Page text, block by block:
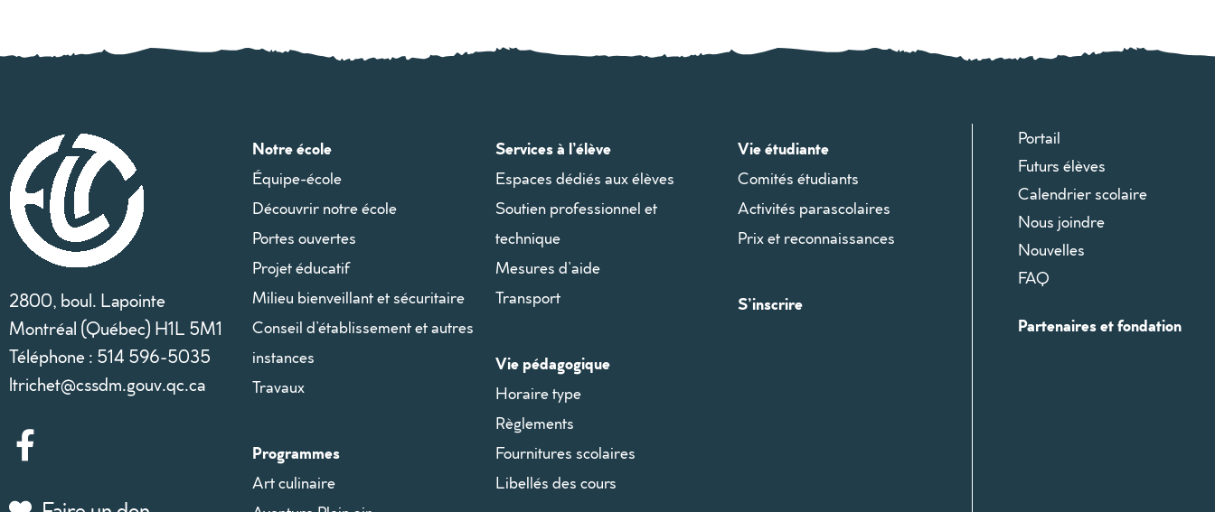
2800, boul. Lapointe
Montréal (Québec) H1L 5M1
Téléphone : 514 596-5035
ltrichet@cssdm.gouv.qc.ca
Notre école
Équipe-école
Découvrir notre école
Portes ouvertes
Projet éducatif
Milieu bienveillant et sécuritaire
Conseil d’établissement et autres
instances
Travaux
Programmes
Art culinaire
Services à l’élève
Espaces dédiés aux élèves
Soutien professionnel et
technique
Mesures d’aide
Transport
Vie pédagogique
Horaire type
Règlements
Fournitures scolaires
Libellés des cours
Vie étudiante
Comités étudiants
Activités parascolaires
Prix et reconnaissances
S’inscrire
Portail
Futurs élèves
Calendrier scolaire
Nous joindre
Nouvelles
FAQ
Partenaires et fondation